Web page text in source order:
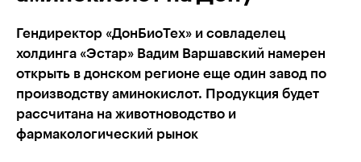
Гендиректор «ДонБиоТех» и совладелец
холдинга «Эстар» Вадим Варшавский намерен
открыть в донском регионе еще один завод по
производству аминокислот. Продукция будет
рассчитана на животноводство и
фармакологический рынок